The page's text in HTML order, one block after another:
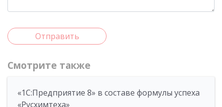
Отправить
Смотрите также
«1С:Предприятие 8» в составе формулы успеха
«Русхимтеха»